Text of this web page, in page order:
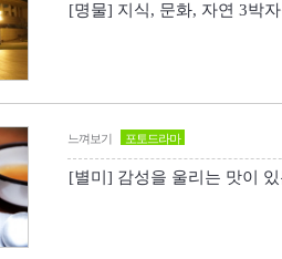
[명물] 지식, 문화, 자연 3박
느껴보기 포토드라마
[별미] 감성을 울리는 맛이